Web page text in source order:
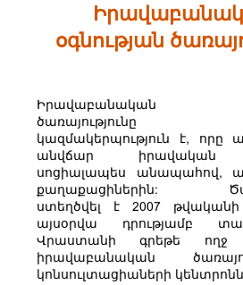
օգնության
Իրավաբանական
ծառայությունը
կազմակերպություն է, որը
անվճար իրավական
սոցիալապես անապահով,
քաղաքացիներին:
ստեղծվել է 2007 թվականի
այսօրվա դրությամբ
Վրաստանի գրեթե ողջ
իրավաբանական
կոնսուլտացիաների